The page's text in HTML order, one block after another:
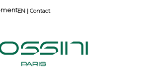
Contact